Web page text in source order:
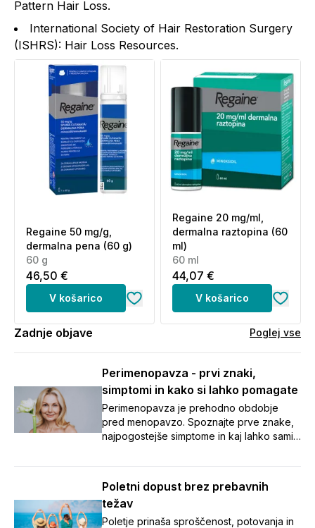
Pattern Hair Loss.
International Society of Hair Restoration Surgery
(ISHRS): Hair Loss Resources.
Regaine 50 mg/g,
dermalna pena (60 g)
60 g
46,50 €
V košarico
Regaine 20 mg/ml,
dermalna raztopina (60
ml)
60 ml
44,07 €
V košarico
Zadnje objave Poglej vse
Perimenopavza - prvi znaki,
simptomi in kako si lahko pomagate
Perimenopavza je prehodno obdobje
pred menopavzo. Spoznajte prve znake,
najpogostejše simptome in kaj lahko sami
Poletni dopust brez prebavnih
težav
Poletje prinaša sproščenost, potovanja in